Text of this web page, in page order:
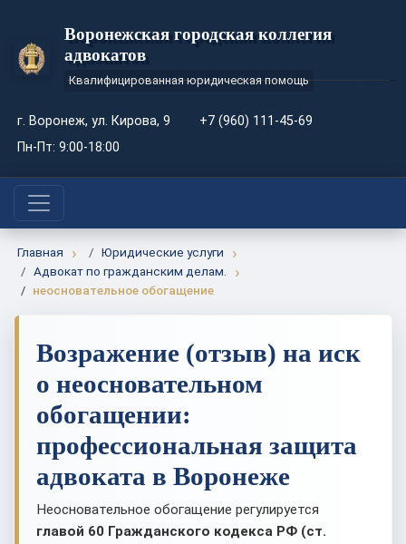
Воронежская городская коллегия
адвокатов
Квалифицированная юридическая помощь
г. Воронеж, ул. Кирова, 9
+7 (960) 111-45-69
Пн-Пт: 9:00-18:00
Главная
Юридические услуги
Адвокат по гражданским делам.
неосновательное обогащение
Возражение (отзыв) на иск
о неосновательном
обогащении:
профессиональная защита
адвоката в Воронеже
Неосновательное обогащение регулируется
главой 60 Гражданского кодекса РФ (ст.